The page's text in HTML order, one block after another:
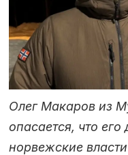
Олег Макаров из
опасается, что
норвежские